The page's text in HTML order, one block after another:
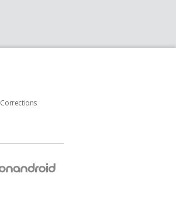
Corrections